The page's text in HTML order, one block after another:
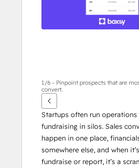
を
使
用
し
ま
す
1/6 - Pinpoint prospects that are
convert.
Startups often run operations
fundraising in silos. Sales
happen in one place,
somewhere else, and when
fundraise or report, it’s a